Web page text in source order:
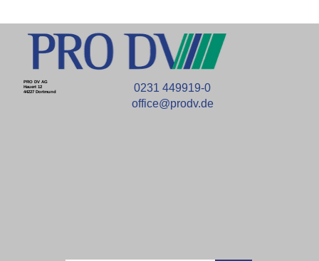
PRO DV AG
Hauert 12
44227 Dortmund
0231 449919-0
office@prodv.de